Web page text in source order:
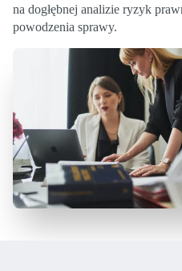
na dogłębnej analizie ryzyk
powodzenia sprawy.